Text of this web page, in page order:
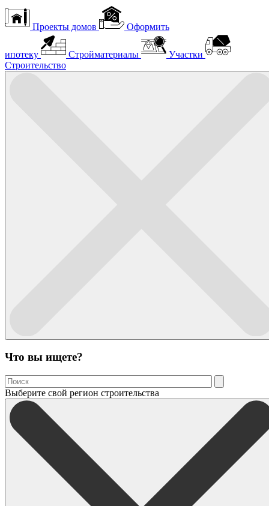
Проекты домов Оформить
ипотеку Стройматериалы
Участки
Строительство
Что вы ищете?
Выберите свой регион строительства